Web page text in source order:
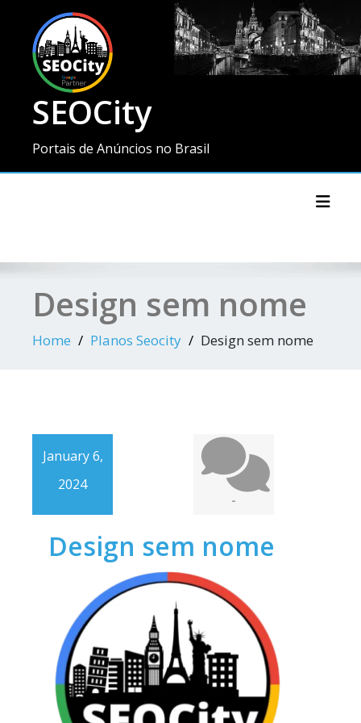
SEOCity
Portais de Anúncios no Brasil
Design sem nome
Home Planos Seocity Design sem nome
January 6,
2024
-
Design sem nome